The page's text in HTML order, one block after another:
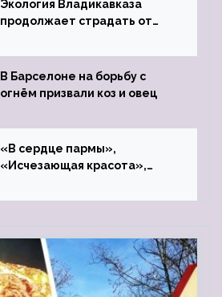
Экология Владикавказа
продолжает страдать от
В Барселоне на борьбу с
огнём призвали коз и овец
«В сердце пармы»,
«Исчезающая красота»,